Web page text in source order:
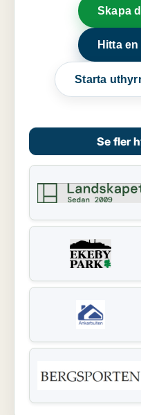
Skapa
Hitta
Starta
Se fler